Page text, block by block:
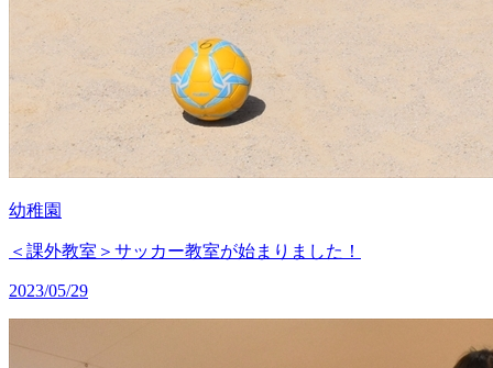
幼稚園
＜課外教室＞サッカー教室が始まりました！
2023/05/29